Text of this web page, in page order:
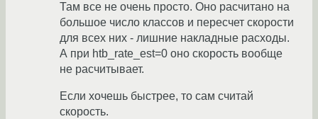
Там все не очень просто. Оно расчитано на
большое число классов и пересчет скорости
для всех них - лишние накладные расходы.
А при htb_rate_est=0 оно скорость вообще
не расчитывает.
Если хочешь быстрее, то сам считай
скорость.